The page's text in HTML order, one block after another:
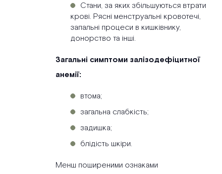
Стани, за яких збільшуються втрати
крові. Рясні менструальні кровотечі,
запальні процеси в кишківнику,
донорство та інші.
Загальні симптоми залізодефіцитної
анемії:
втома;
загальна слабкість;
задишка;
блідість шкіри.
Менш поширеними ознаками